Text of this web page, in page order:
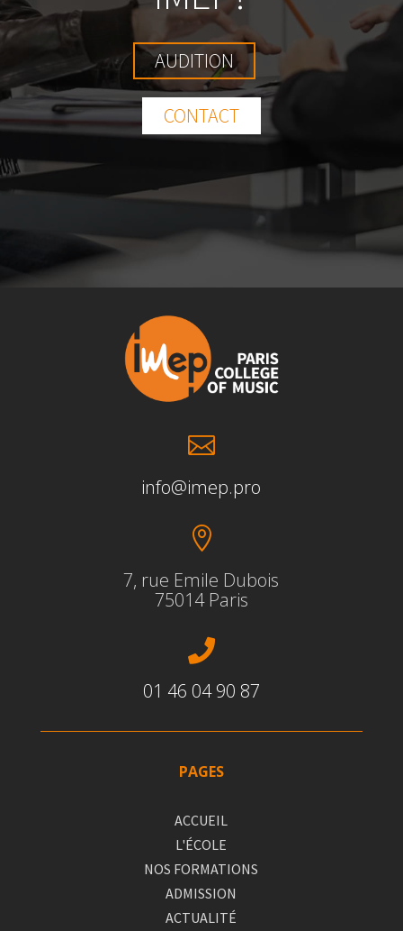
AUDITION
CONTACT

info@imep.pro

7, rue Emile Dubois
75014 Paris

01 46 04 90 87
PAGES
ACCUEIL
L'ÉCOLE
NOS FORMATIONS
ADMISSION
ACTUALITÉ